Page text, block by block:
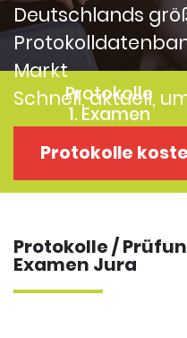
Deutschlands
Markt
Schnell, aktuell,
Protokolle
Protokolle
1. Examen
Protokolle
Protokolle /
Examen Jura